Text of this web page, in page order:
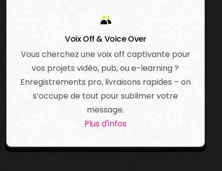
Voix Off & Voice Over
Vous cherchez une voix off captivante pour
vos projets vidéo, pub, ou e-learning ?
Enregistrements pro, livraisons rapides – on
s’occupe de tout pour sublimer votre
message.
Plus d'infos